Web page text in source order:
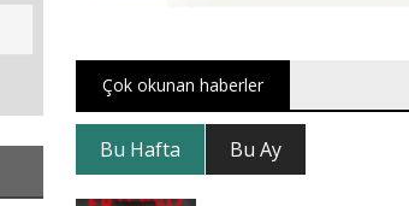
Çok okunan haberler
Bu Hafta Bu Ay